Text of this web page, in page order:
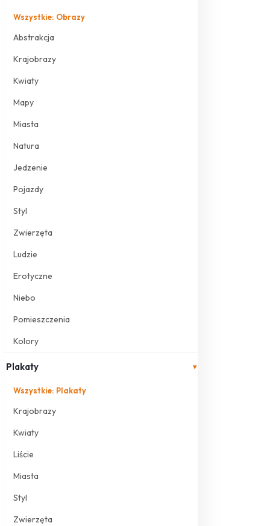
Wszystkie: Obrazy
Abstrakcja
Krajobrazy
Kwiaty
Mapy
Miasta
Natura
Jedzenie
Pojazdy
Styl
Zwierzęta
Ludzie
Erotyczne
Niebo
Pomieszczenia
Kolory
Plakaty ▾
Wszystkie: Plakaty
Krajobrazy
Kwiaty
Liście
Miasta
Styl
Zwierzęta